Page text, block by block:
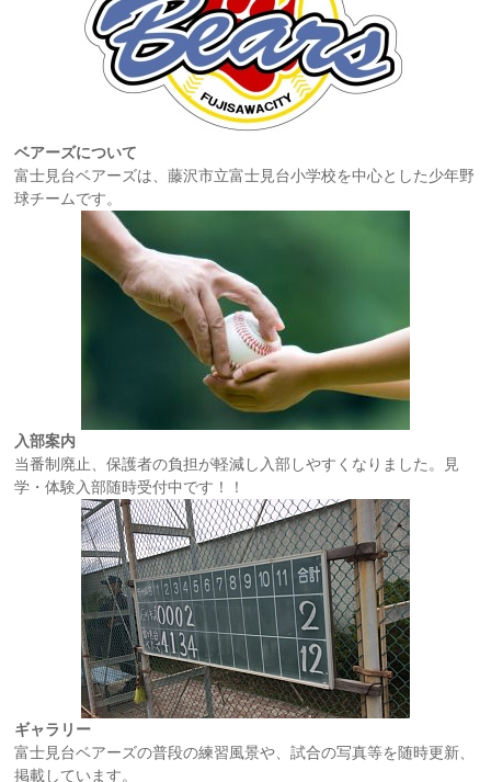
ベアーズについて
富士見台ベアーズは、藤沢市立富士見台小学校を中心とした少年野
球チームです。
入部案内
当番制廃止、保護者の負担が軽減し入部しやすくなりました。見
学・体験入部随時受付中です！！
ギャラリー
富士見台ベアーズの普段の練習風景や、試合の写真等を随時更新、
掲載しています。